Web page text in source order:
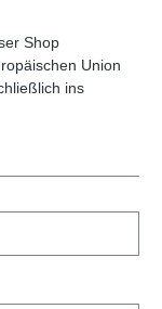
Shop
Union
ins